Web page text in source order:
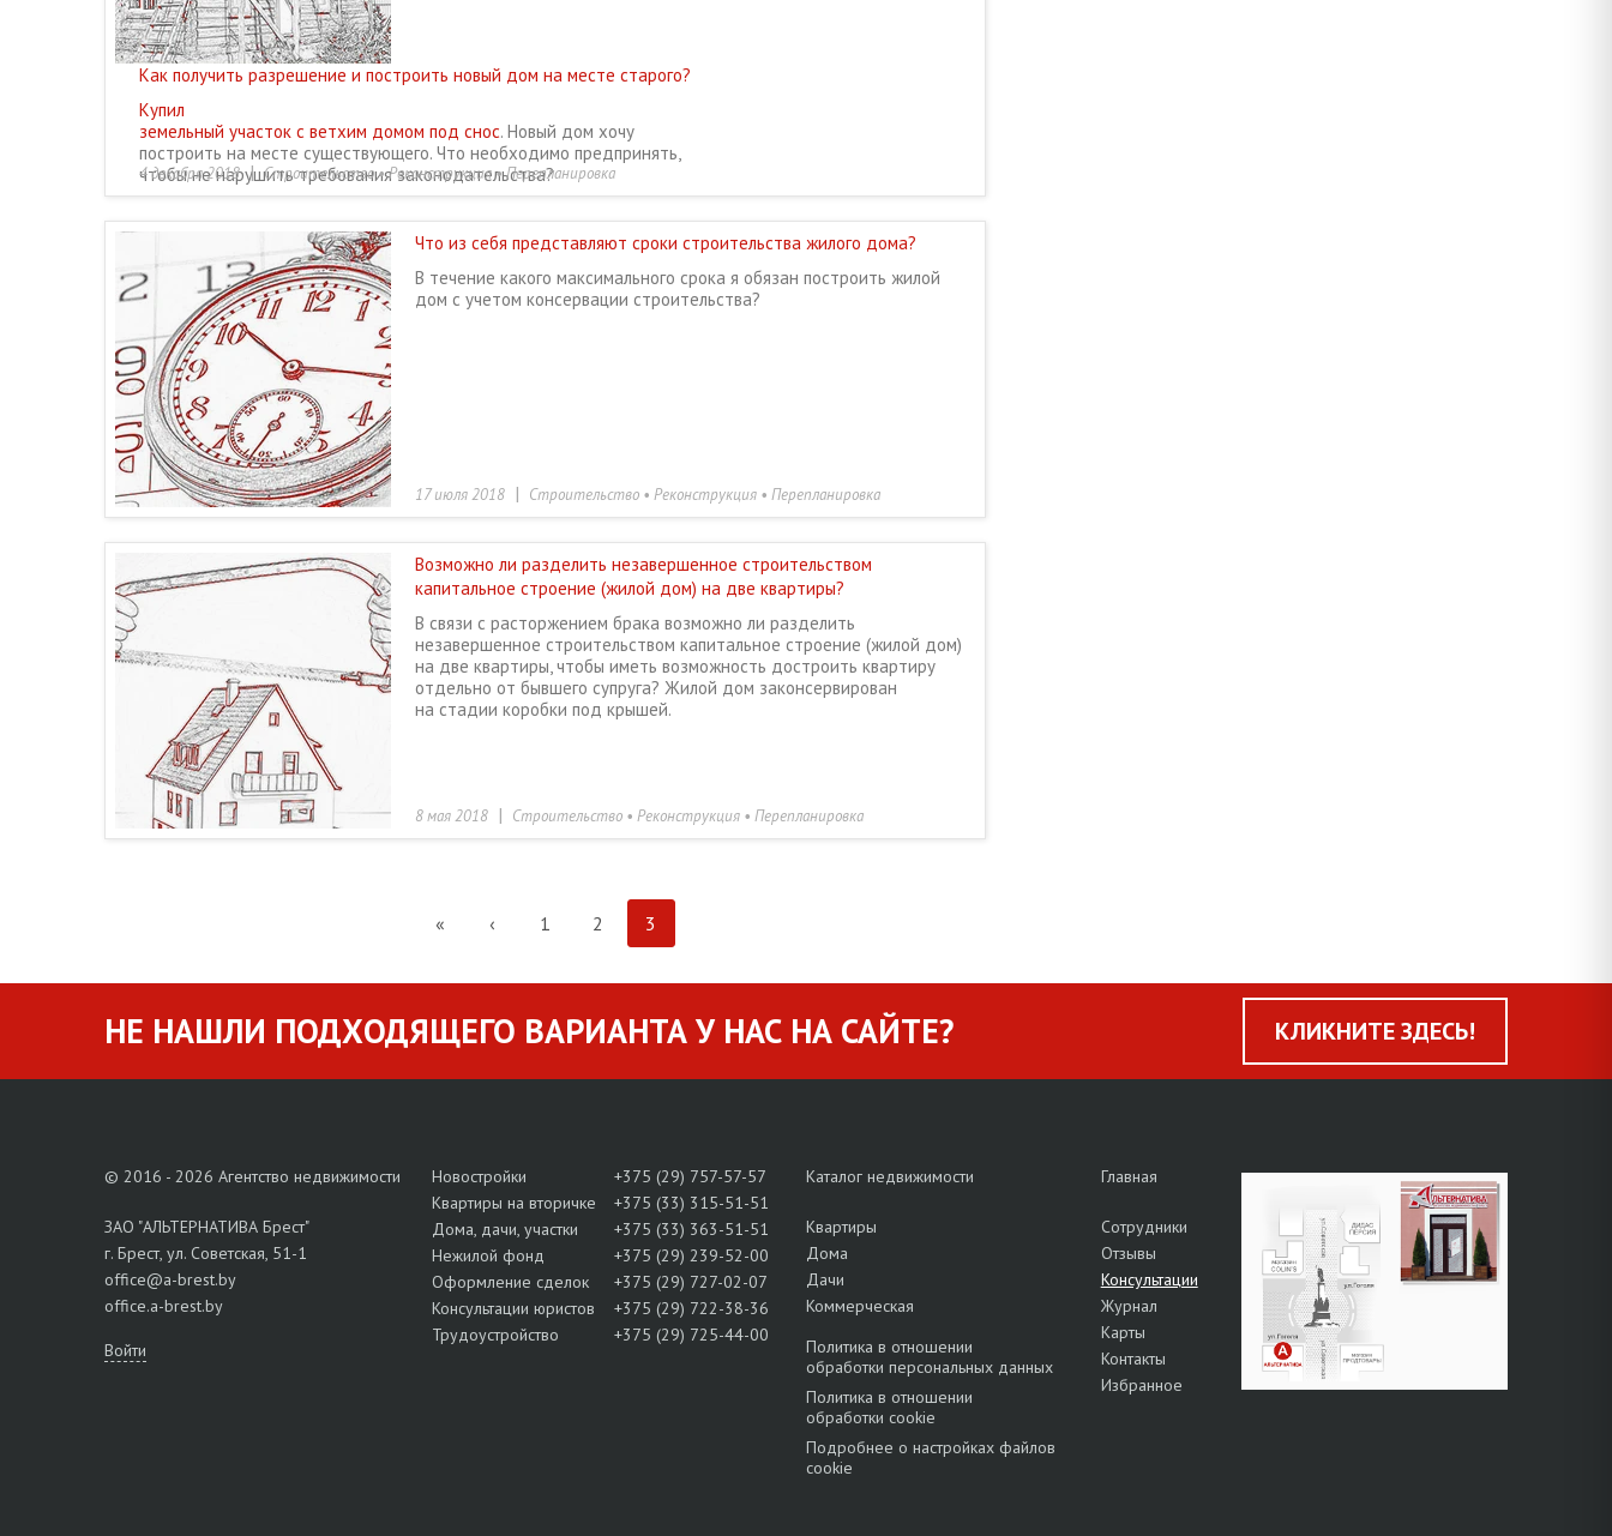
Как получить разрешение и построить новый дом на месте старого?
Купил
земельный участок с ветхим домом под снос. Новый дом хочу
построить на месте существующего. Что необходимо предпринять,
чтобы не нарушить требования законодательства?
4 декабря 2018|Строительство • Реконструкция • Перепланировка
Что из себя представляют сроки строительства жилого дома?
В течение какого максимального срока я обязан построить жилой
дом с учетом консервации строительства?
17 июля 2018 | Строительство • Реконструкция • Перепланировка
Возможно ли разделить незавершенное строительством
капитальное строение (жилой дом) на две квартиры?
В связи с расторжением брака возможно ли разделить
незавершенное строительством капитальное строение (жилой дом)
на две квартиры, чтобы иметь возможность достроить квартиру
отдельно от бывшего супруга? Жилой дом законсервирован
на стадии коробки под крышей.
8 мая 2018 | Строительство • Реконструкция • Перепланировка
« ‹ 1 2 3
НЕ НАШЛИ ПОДХОДЯЩЕГО ВАРИАНТА У НАС НА САЙТЕ? КЛИКНИТЕ ЗДЕСЬ!
© 2016 - 2026 Агентство недвижимости
ЗАО "АЛЬТЕРНАТИВА Брест"
г. Брест, ул. Советская, 51-1
office@a-brest.by
office.a-brest.by
Войти
Новостройки
+375 (29) 757-57-57
Квартиры на вторичке
+375 (33) 315-51-51
Дома, дачи, участки
+375 (33) 363-51-51
Нежилой фонд
+375 (29) 239-52-00
Оформление сделок
+375 (29) 727-02-07
Консультации юристов
+375 (29) 722-38-36
Трудоустройство
+375 (29) 725-44-00
Каталог недвижимости
Квартиры
Дома
Дачи
Коммерческая
Политика в отношении
обработки персональных данных
Политика в отношении
обработки cookie
Подробнее о настройках файлов
cookie
Главная
Сотрудники
Отзывы
Консультации
Журнал
Карты
Контакты
Избранное